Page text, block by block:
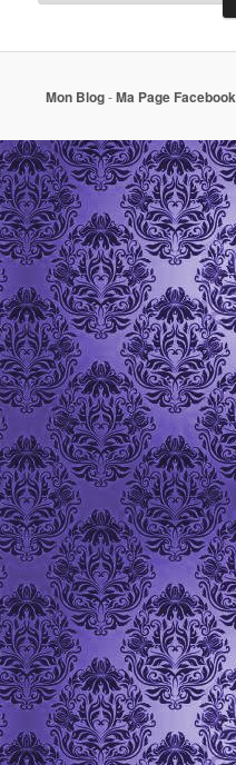
Mon Blog-Ma Page Facebook